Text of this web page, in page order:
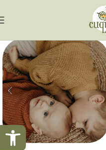
Abrir barra de herramientas